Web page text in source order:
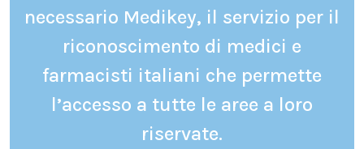
necessario Medikey, il servizio per il
riconoscimento di medici e
farmacisti italiani che permette
l’accesso a tutte le aree a loro
riservate.